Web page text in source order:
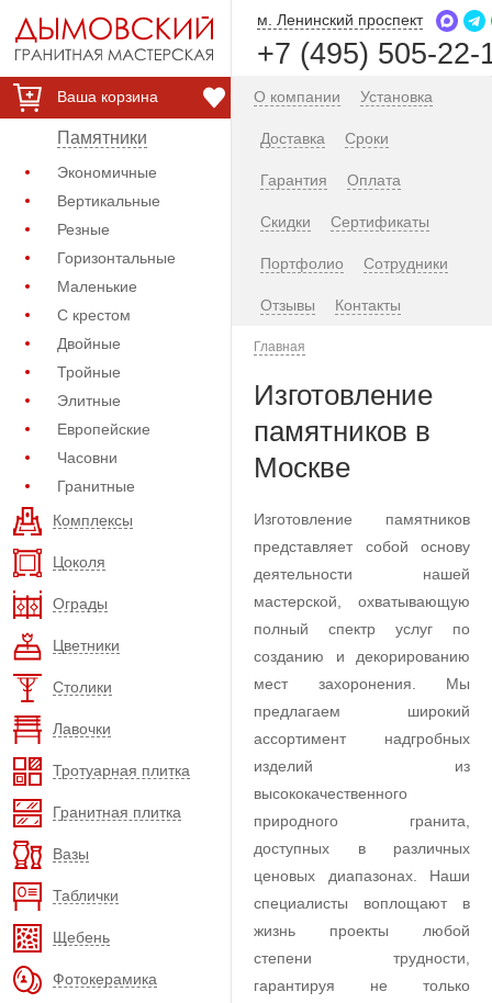
Ваша корзина
Памятники
Экономичные
Вертикальные
Резные
Горизонтальные
Маленькие
С крестом
Двойные
Тройные
Элитные
Европейские
Часовни
Гранитные
Комплексы
Цоколя
Ограды
Цветники
Столики
Лавочки
Тротуарная плитка
Гранитная плитка
Вазы
Таблички
Щебень
Фотокерамика
м. Ленинский проспект
+7 (495) 505-22-
О компании Установка
Доставка Сроки
Гарантия Оплата
Скидки Сертификаты
Портфолио Сотрудники
Отзывы Контакты
Главная
Изготовление
памятников в
Москве
Изготовление памятников
представляет собой основу
деятельности нашей
мастерской, охватывающую
полный спектр услуг по
созданию и декорированию
мест захоронения. Мы
предлагаем широкий
ассортимент надгробных
изделий из
высококачественного
природного гранита,
доступных в различных
ценовых диапазонах. Наши
специалисты воплощают в
жизнь проекты любой
степени трудности,
гарантируя не только